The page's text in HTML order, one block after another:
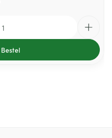
Bestel